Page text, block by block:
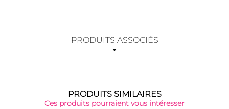
PRODUITS ASSOCIÉS
PRODUITS SIMILAIRES
Ces produits pourraient vous intéresser